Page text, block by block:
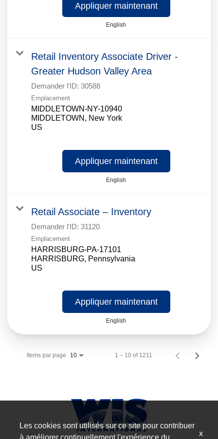
Appliquer maintenant
English
Retail Inventory Associate Driver -
Greater Hudson Valley Area
Demander l'ID: 30588
Emplacement
MIDDLETOWN-NY-10940
MIDDLETOWN, New York
Appliquer maintenant
English
Retail Associate – Inventory
Demander l'ID: 31120
Emplacement
HARRISBURG-PA-17101
HARRISBURG, Pennsylvania
Appliquer maintenant
English
Items par page 10 1 – 10 of 1211
Les cookies sont utilisés sur ce site pour contribuer
à améliorer continuellement l'expérience du
x